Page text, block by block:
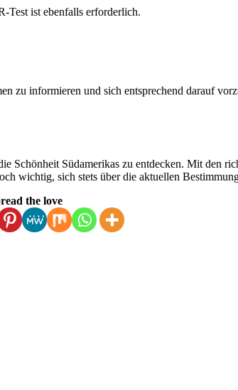
Test ist ebenfalls erforderlich.
zu informieren und sich entsprechend darauf
Schönheit Südamerikas zu entdecken. Mit den
wichtig, sich stets über die aktuellen
the love